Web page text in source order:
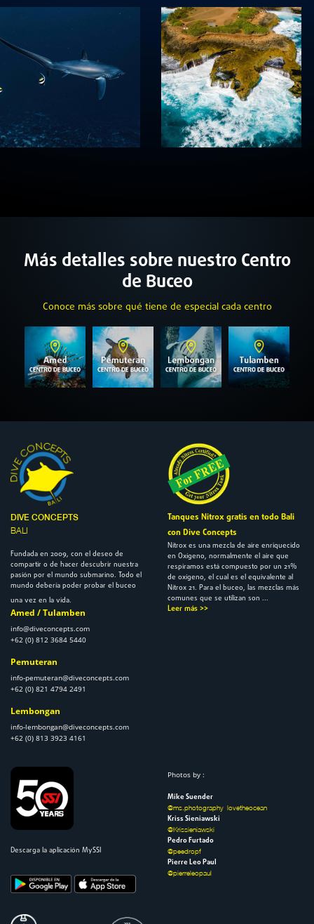
Más detalles sobre nuestro Centro
de Buceo
Conoce más sobre qué tiene de especial cada centro
DIVE CONCEPTS
BALI
Fundada en 2009, con el deseo de
compartir o de hacer descubrir nuestra
pasión por el mundo submarino. Todo el
mundo debería poder probar el buceo
una vez en la vida.
Amed / Tulamben
info@diveconcepts.com
+62 (0) 812 3684 5440
Tanques Nitrox gratis en todo Bali
con Dive Concepts
Nitrox es una mezcla de aire enriquecido
en Oxígeno, normalmente el aire que
respiramos está compuesto por un 21%
de oxígeno, el cual es el equivalente al
Nitrox 21. Para el buceo, las mezclas más
comunes que se utilizan son ...
Leer más >>
Pemuteran
info-pemuteran@diveconcepts.com
+62 (0) 821 4794 2491
Lembongan
info-lembongan@diveconcepts.com
+62 (0) 813 3923 4161
Descarga la aplicación MySSI
Photos by :
Mike Suender
@ms.photography_lovetheocean
Kriss Sieniawski
@Krissieniawski
Pedro Furtado
@peedropf
Pierre Leo Paul
@pierreleopaul